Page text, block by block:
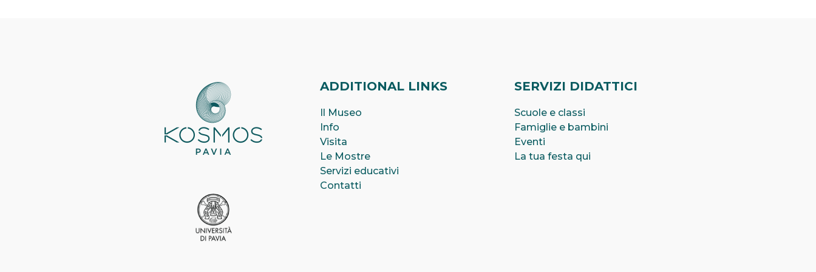
ADDITIONAL LINKS
Il Museo
Info
Visita
Le Mostre
Servizi educativi
Contatti
SERVIZI DIDATTICI
Scuole e classi
Famiglie e bambini
Eventi
La tua festa qui